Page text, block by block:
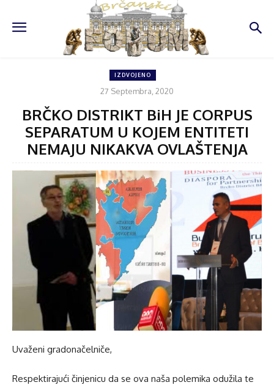
IZDVOJENO
27 Septembra, 2020
BRČKO DISTRIKT BiH JE CORPUS
SEPARATUM U KOJEM ENTITETI
NEMAJU NIKAKVA OVLAŠTENJA
Uvaženi gradonačelniče,
Respektirajući činjenicu da se ova naša polemika odužila te